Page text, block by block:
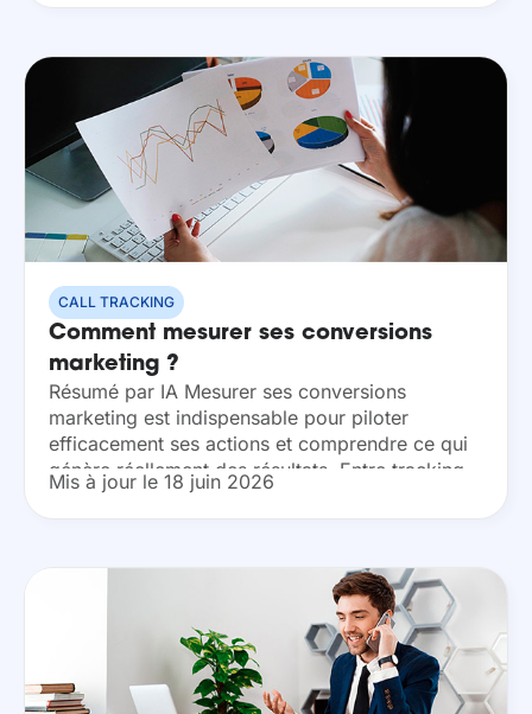
CALL TRACKING
Comment mesurer ses conversions
marketing ?
Résumé par IA Mesurer ses conversions
marketing est indispensable pour piloter
efficacement ses actions et comprendre ce qui
génère réellement des résultats. Entre tracking,
attribution et multiplicité des canaux, la tâche
peut vite devenir complexe. Cet...
Mis à jour le 18 juin 2026